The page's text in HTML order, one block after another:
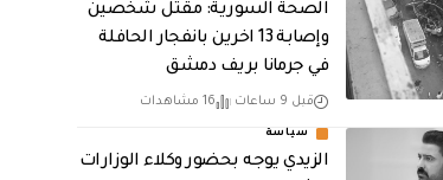
الصحة السورية: مقتل شخصين
وإصابة 13 اخرين بانفجار الحافلة
في جرمانا بريف دمشق
قبل 9 ساعات 16 مشاهدات
سياسة
الزيدي يوجه بحضور وكلاء الوزارات